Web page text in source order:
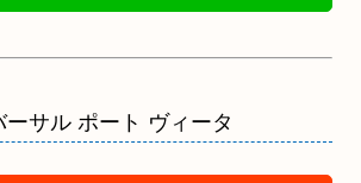
サル ポート ヴィータ